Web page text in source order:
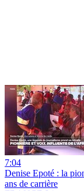
7:04
Denise Epoté : la
ans de carrière